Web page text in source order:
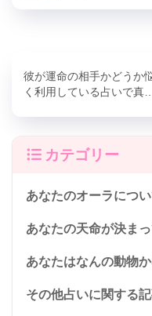
彼が運命の相手かどうか
く利用している占いで真…
カテゴリー
あなたのオーラにつ
あなたの天命が決ま
あなたはなんの動物
その他占いに関する